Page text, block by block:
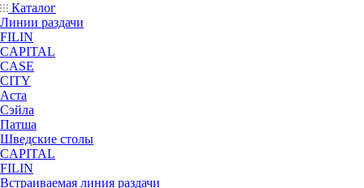
Каталог
Линии раздачи
FILIN
CAPITAL
CASE
CITY
Аста
Сэйла
Патша
Шведские столы
CAPITAL
FILIN
Встраиваемая линия раздачи